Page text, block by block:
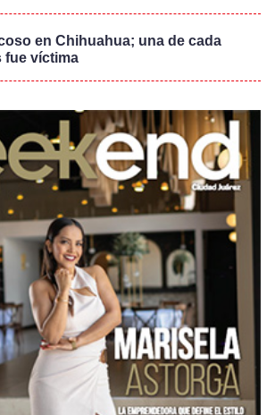
en Chihuahua; una de cada
fue víctima